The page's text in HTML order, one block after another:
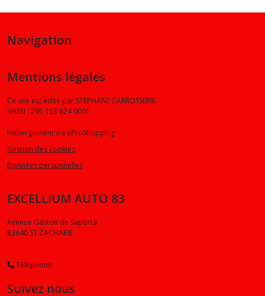
Navigation
Mentions légales
Ce site est édité par STEPHANE CARROSSERIE.
SIREN : 795 153 824 0001
Hébergement via eProShopping
Gestion des cookies
Données personnelles
EXCELLIUM AUTO 83
Avenue Gaston de Saporta
83640 ST ZACHARIE
Téléphone
Suivez nous